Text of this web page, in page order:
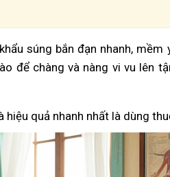
súng bắn đạn nhanh,
để chàng và nàng vi vu lên
quả nhanh nhất là dùng